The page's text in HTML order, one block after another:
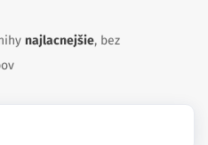
najlacnejšie, bez